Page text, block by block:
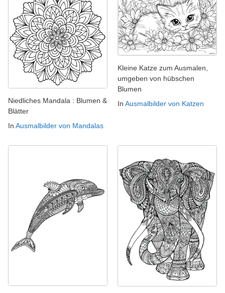
Niedliches Mandala : Blumen &
Blätter
In Ausmalbilder von Mandalas
Kleine Katze zum Ausmalen,
umgeben von hübschen
Blumen
In Ausmalbilder von Katzen